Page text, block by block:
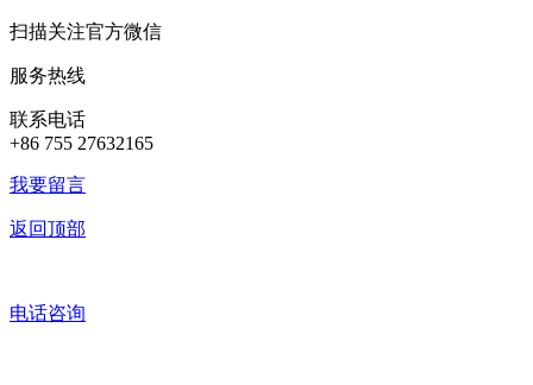
扫描关注官方微信
服务热线
联系电话
+86 755 27632165
我要留言
返回顶部
电话咨询